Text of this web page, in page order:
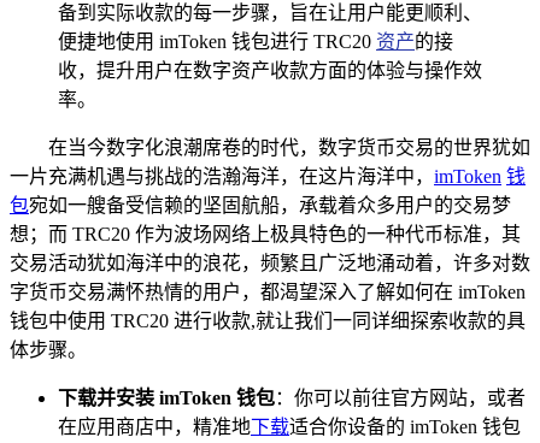
备到实际收款的每一步骤，旨在让用户能更顺利、
便捷地使用 imToken 钱包进行 TRC20 资产的接
收，提升用户在数字资产收款方面的体验与操作效
率。
在当今数字化浪潮席卷的时代，数字货币交易的世界犹如
一片充满机遇与挑战的浩瀚海洋，在这片海洋中， imToken 钱
包宛如一艘备受信赖的坚固航船，承载着众多用户的交易梦
想；而 TRC20 作为波场网络上极具特色的一种代币标准，其
交易活动犹如海洋中的浪花，频繁且广泛地涌动着，许多对数
字货币交易满怀热情的用户，都渴望深入了解如何在 imToken
钱包中使用 TRC20 进行收款,就让我们一同详细探索收款的具
体步骤。
下载并安装 imToken 钱包：你可以前往官方网站，或者
在应用商店中，精准地下载适合你设备的 imToken 钱包